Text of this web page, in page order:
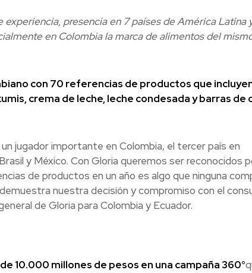
presencia en 7 países de América Latina
en Colombia la marca de alimentos del
con 70 referencias de productos que
crema de leche, leche condesada y barras de
jugador importante en Colombia, el tercer país en
y México. Con Gloria queremos ser reconocidos
de productos en un año es algo que ninguna
nuestra decisión y compromiso con el
de Gloria para Colombia y Ecuador.
10.000 millones de pesos en una campaña 360°